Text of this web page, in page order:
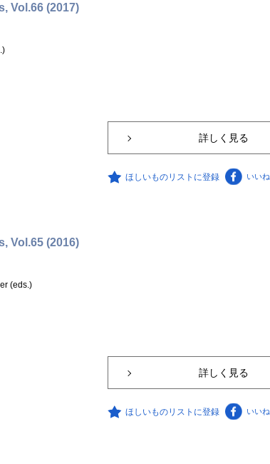
Vol.66 (2017)
詳しく見る
ほしいものリストに登録 いいね
Vol.65 (2016)
(eds.)
詳しく見る
ほしいものリストに登録 いいね